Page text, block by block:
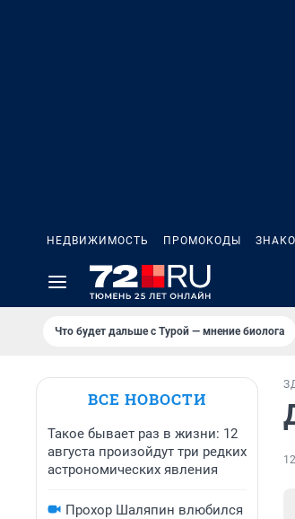
НЕДВИЖИМОСТЬ ПРОМОКОДЫ
Что будет дальше с Турой — мнение биолога
ВСЕ НОВОСТИ
Такое бывает раз в жизни: 12
августа произойдут три редких
астрономических явления
Прохор Шаляпин влюбился